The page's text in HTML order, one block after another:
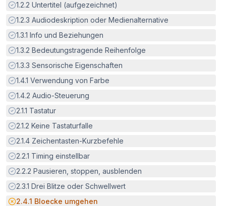
Erfüllt:
1.2.2 Untertitel (aufgezeichnet)
Erfüllt:
1.2.3 Audiodeskription oder Medienalternative
Erfüllt:
1.3.1 Info und Beziehungen
Erfüllt:
1.3.2 Bedeutungstragende Reihenfolge
Erfüllt:
1.3.3 Sensorische Eigenschaften
Erfüllt:
1.4.1 Verwendung von Farbe
Erfüllt:
1.4.2 Audio-Steuerung
Erfüllt:
2.1.1 Tastatur
Erfüllt:
2.1.2 Keine Tastaturfalle
Erfüllt:
2.1.4 Zeichentasten-Kurzbefehle
Erfüllt:
2.2.1 Timing einstellbar
Erfüllt:
2.2.2 Pausieren, stoppen, ausblenden
Erfüllt:
2.3.1 Drei Blitze oder Schwellwert
Potenzielle Barriere:
2.4.1 Bloecke umgehen